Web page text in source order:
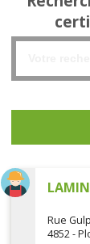
Rue
4852 -